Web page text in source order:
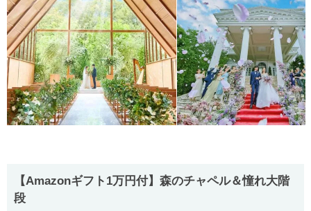
【Amazonギフト1万円付】森のチャペル＆憧れ大階
段